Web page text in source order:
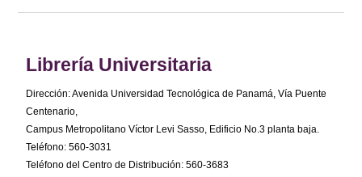
Librería Universitaria
Dirección: Avenida Universidad Tecnológica de Panamá, Vía Puente
Centenario,
Campus Metropolitano Víctor Levi Sasso, Edificio No.3 planta baja.
Teléfono: 560-3031
Teléfono del Centro de Distribución: 560-3683